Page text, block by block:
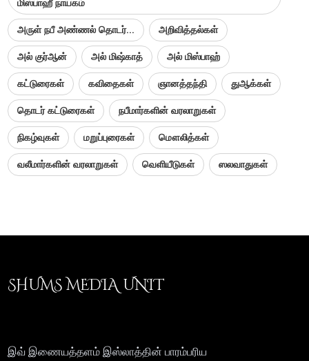
மிஸ்பாஹீ நாயகம்
அருள் நபீ அண்ணல் தொடர்... அறிவித்தல்கள்
அல் குர்ஆன் அல் மிஷ்காத் அல் மிஸ்பாஹ்
கட்டுரைகள் கவிதைகள் ஞானத்தந்தி துஆக்கள்
தொடர் கட்டுரைகள் நபீமார்களின் வரலாறுகள்
நிகழ்வுகள் மறுப்புரைகள் மௌலித்கள்
வலீமார்களின் வரலாறுகள் வெளியீடுகள் ஸலவாதுகள்
SHUMS MEDIA UNIT
இவ் இணையத்தளம் இஸ்லாத்தின் பாரம்பரிய